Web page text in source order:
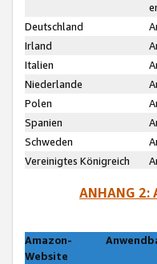
Deutschland
Irland
Italien
Niederlande
Polen
Spanien
Schweden
Vereinigtes Königreich
ANHANG 2:
Amazon-
Website